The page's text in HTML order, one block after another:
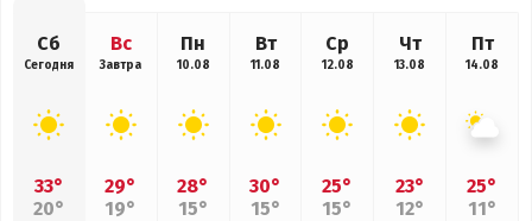
Сб
Сегодня
33°
20°
Вс
Завтра
29°
19°
Пн
10.08
28°
15°
Вт
11.08
30°
15°
Ср
12.08
25°
15°
Чт
13.08
23°
12°
Пт
14.08
25°
11°